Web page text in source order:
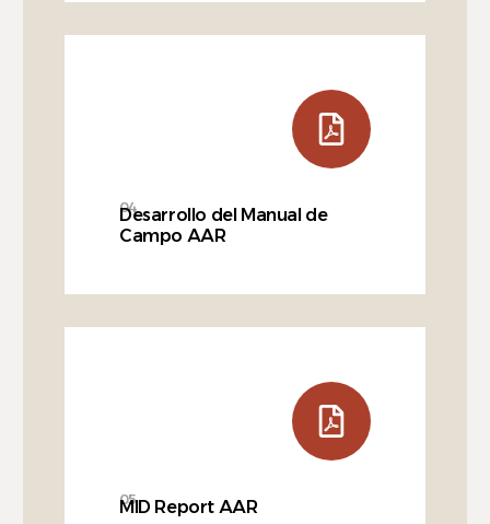
04
Desarrollo del Manual de
Campo AAR
05
MID Report AAR